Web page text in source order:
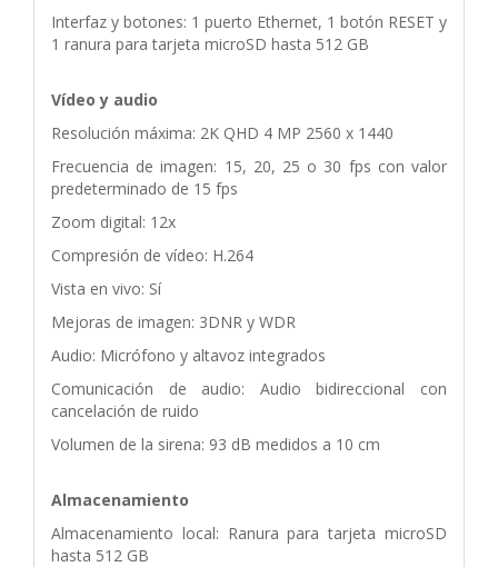
Interfaz y botones: 1 puerto Ethernet, 1 botón RESET y
1 ranura para tarjeta microSD hasta 512 GB
Vídeo y audio
Resolución máxima: 2K QHD 4 MP 2560 x 1440
Frecuencia de imagen: 15, 20, 25 o 30 fps con valor
predeterminado de 15 fps
Zoom digital: 12x
Compresión de vídeo: H.264
Vista en vivo: Sí
Mejoras de imagen: 3DNR y WDR
Audio: Micrófono y altavoz integrados
Comunicación de audio: Audio bidireccional con
cancelación de ruido
Volumen de la sirena: 93 dB medidos a 10 cm
Almacenamiento
Almacenamiento local: Ranura para tarjeta microSD
hasta 512 GB